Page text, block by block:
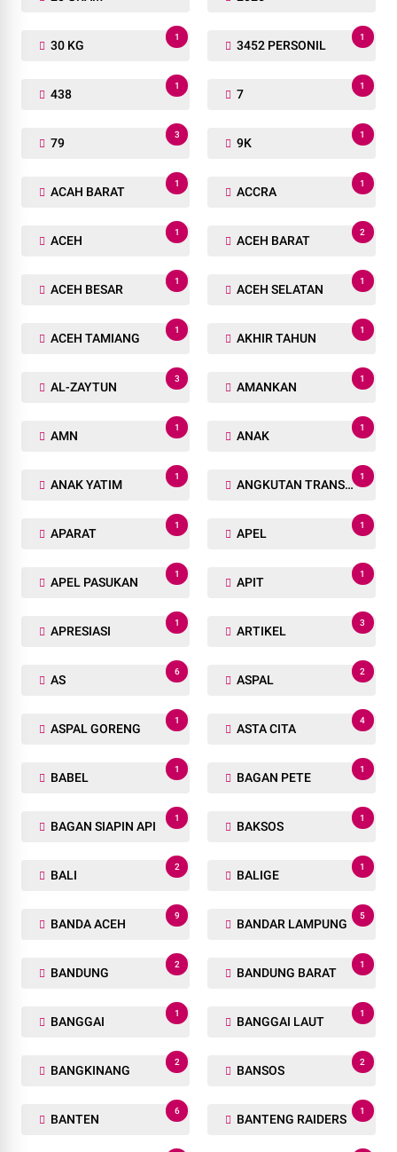
30 KG
1
3452 PERSONIL
1
438
1
7
1
79
3
9K
1
ACAH BARAT
1
ACCRA
1
ACEH
1
ACEH BARAT
2
ACEH BESAR
1
ACEH SELATAN
1
ACEH TAMIANG
1
AKHIR TAHUN
1
AL-ZAYTUN
3
AMANKAN
1
AMN
1
ANAK
1
ANAK YATIM
1
ANGKUTAN TRANSPORTASI
1
APARAT
1
APEL
1
APEL PASUKAN
1
APIT
1
APRESIASI
1
ARTIKEL
3
AS
6
ASPAL
2
ASPAL GORENG
1
ASTA CITA
4
BABEL
1
BAGAN PETE
1
BAGAN SIAPIN API
1
BAKSOS
1
BALI
2
BALIGE
1
BANDA ACEH
9
BANDAR LAMPUNG
5
BANDUNG
2
BANDUNG BARAT
1
BANGGAI
1
BANGGAI LAUT
1
BANGKINANG
2
BANSOS
2
BANTEN
6
BANTENG RAIDERS
1